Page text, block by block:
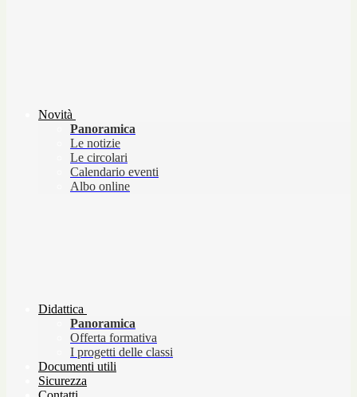
Novità
Panoramica
Le notizie
Le circolari
Calendario eventi
Albo online
Didattica
Panoramica
Offerta formativa
I progetti delle classi
Documenti utili
Sicurezza